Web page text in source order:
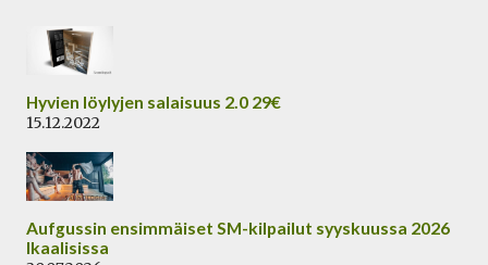
sisältöön
Hyvien löylyjen salaisuus 2.0 29€
15.12.2022
Aufgussin ensimmäiset SM-kilpailut syyskuussa 2026
Ikaalisissa